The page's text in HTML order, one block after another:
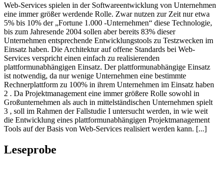
Web-Services spielen in der Softwareentwicklung von Unternehmen
eine immer größer werdende Rolle. Zwar nutzen zur Zeit nur etwa
5% bis 10% der „Fortune 1.000 -Unternehmen“ diese Technologie,
bis zum Jahresende 2004 sollen aber bereits 83% dieser
Unternehmen entsprechende Entwicklungstools zu Testzwecken im
Einsatz haben. Die Architektur auf offene Standards bei Web-
Services verspricht einen einfach zu realisierenden
plattformunabhängigen Einsatz. Der plattformunabhängige Einsatz
ist notwendig, da nur wenige Unternehmen eine bestimmte
Rechnerplattform zu 100% in ihrem Unternehmen im Einsatz haben
2 . Da Projektmanagement eine immer größere Rolle sowohl in
Großunternehmen als auch in mittelständischen Unternehmen spielt
3 , soll im Rahmen der Fallstudie I untersucht werden, in wie weit
die Entwicklung eines plattformunabhängigen Projektmanagement
Tools auf der Basis von Web-Services realisiert werden kann. [...]
Leseprobe